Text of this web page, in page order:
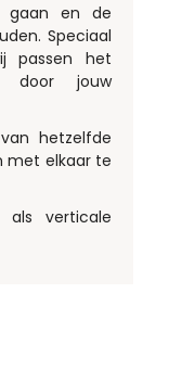
gaan en de
Speciaal
passen het
door jouw
hetzelfde
met elkaar te
als verticale